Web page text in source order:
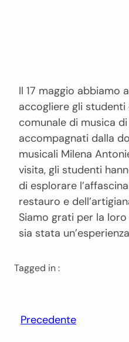
Il 17 maggio abbiamo
accogliere gli studenti
comunale di musica
accompagnati dalla
musicali Milena
visita, gli studenti
di esplorare
restauro e
Siamo grati per la
sia stata
Tagged in :
Precedente